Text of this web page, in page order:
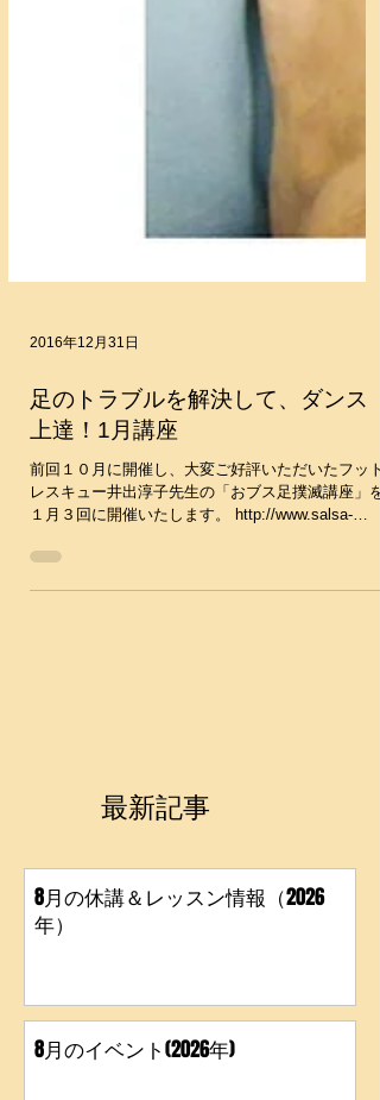
2016年12月31日
足のトラブルを解決して、ダンス
上達！1月講座
前回１０月に開催し、大変ご好評いただいたフット
１月３回に開催いたします。 http://www.salsa-
8月の休講＆レッスン情報（2026